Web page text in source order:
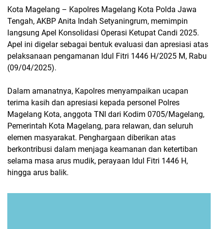
Kota Magelang – Kapolres Magelang Kota Polda Jawa
Tengah, AKBP Anita Indah Setyaningrum, memimpin
langsung Apel Konsolidasi Operasi Ketupat Candi 2025.
Apel ini digelar sebagai bentuk evaluasi dan apresiasi atas
pelaksanaan pengamanan Idul Fitri 1446 H/2025 M, Rabu
(09/04/2025).
Dalam amanatnya, Kapolres menyampaikan ucapan
terima kasih dan apresiasi kepada personel Polres
Magelang Kota, anggota TNI dari Kodim 0705/Magelang,
Pemerintah Kota Magelang, para relawan, dan seluruh
elemen masyarakat. Penghargaan diberikan atas
berkontribusi dalam menjaga keamanan dan ketertiban
selama masa arus mudik, perayaan Idul Fitri 1446 H,
hingga arus balik.